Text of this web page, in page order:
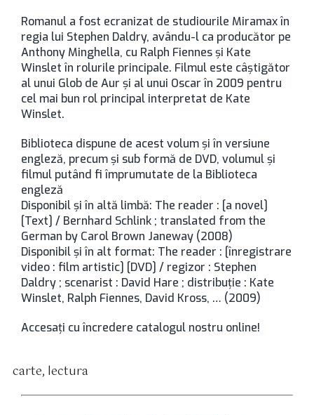
Romanul a fost ecranizat de studiourile Miramax în
regia lui Stephen Daldry, avându-l ca producător pe
Anthony Minghella, cu Ralph Fiennes şi Kate
Winslet în rolurile principale. Filmul este câştigător
al unui Glob de Aur şi al unui Oscar în 2009 pentru
cel mai bun rol principal interpretat de Kate
Winslet.
Biblioteca dispune de acest volum și în versiune
engleză, precum și sub formă de DVD, volumul și
filmul putând fi împrumutate de la Biblioteca
engleză
Disponibil şi în altă limbă: The reader : [a novel]
[Text] / Bernhard Schlink ; translated from the
German by Carol Brown Janeway (2008)
Disponibil și în alt format: The reader : [înregistrare
video : film artistic] [DVD] / regizor : Stephen
Daldry ; scenarist : David Hare ; distribuţie : Kate
Winslet, Ralph Fiennes, David Kross, … (2009)
Accesați cu încredere catalogul nostru online!
carte, lectura